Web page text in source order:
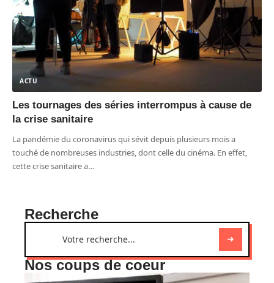
ACTU
Les tournages des séries interrompus à cause de
la crise sanitaire
La pandémie du coronavirus qui sévit depuis plusieurs mois a
touché de nombreuses industries, dont celle du cinéma. En effet,
cette crise sanitaire a…
Recherche
Nos coups de coeur